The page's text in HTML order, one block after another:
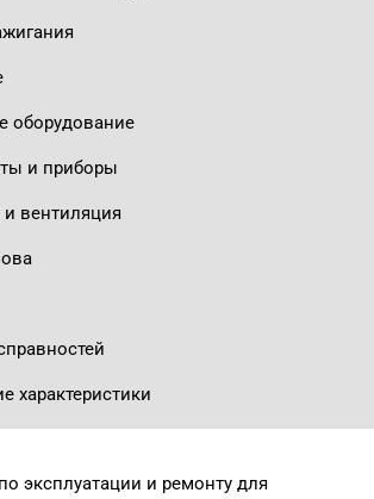
оборудование
и приборы
вентиляция
характеристики
эксплуатации и ремонту для